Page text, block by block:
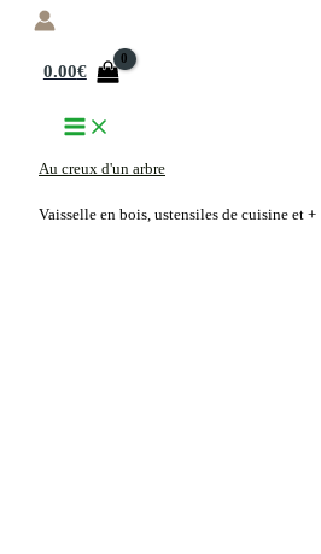
Aller
0.00€
Au creux d'un arbre
Vaisselle en bois, ustensiles de cuisine et +